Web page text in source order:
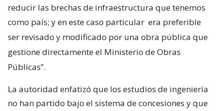
reducir las brechas de infraestructura que tenemos
como país; y en este caso particular era preferible
ser revisado y modificado por una obra pública que
gestione directamente el Ministerio de Obras
Públicas”.
La autoridad enfatizó que los estudios de ingeniería
no han partido bajo el sistema de concesiones y que